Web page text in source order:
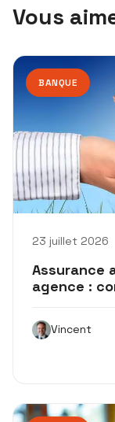
Vous
BANQUE
23 juillet 2026
Assurance
agence :
Vincent